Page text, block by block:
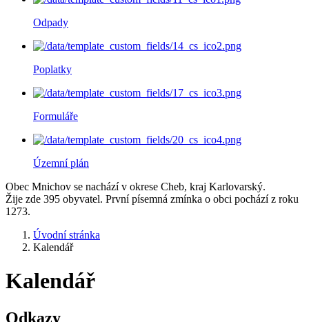
Odpady
Poplatky
Formuláře
Územní plán
Obec Mnichov se nachází v okrese Cheb, kraj Karlovarský.
Žije zde 395 obyvatel. První písemná zmínka o obci pochází z roku
1273.
Úvodní stránka
Kalendář
Kalendář
Odkazy